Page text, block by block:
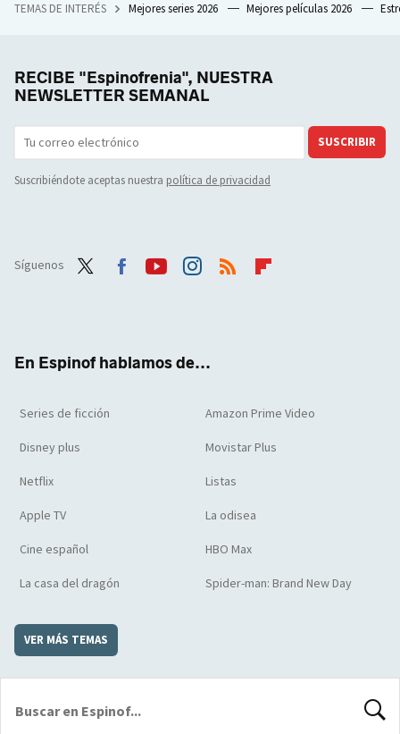
TEMAS DE INTERÉS Mejores series 2026 Mejores películas 2026
RECIBE "Espinofrenia", NUESTRA
NEWSLETTER SEMANAL
SUSCRIBIR
Suscribiéndote aceptas nuestra política de privacidad
Síguenos
En Espinof hablamos de...
Series de ficción Amazon Prime Video
Disney plus Movistar Plus
Netflix Listas
Apple TV La odisea
Cine español HBO Max
La casa del dragón Spider-man: Brand New Day
VER MÁS TEMAS